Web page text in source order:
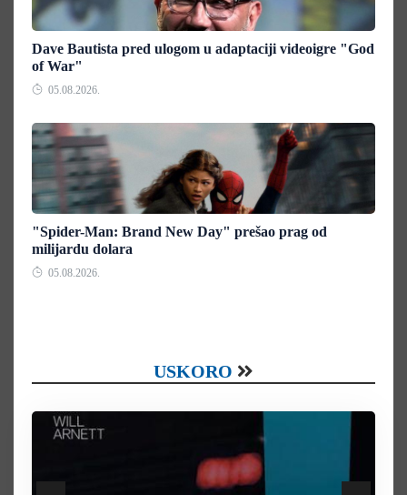
Dave Bautista pred ulogom u adaptaciji videoigre "God
of War"
05.08.2026.
"Spider-Man: Brand New Day" prešao prag od
milijardu dolara
05.08.2026.
USKORO